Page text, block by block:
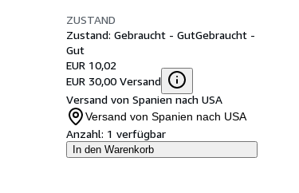
ZUSTAND
Zustand: Gebraucht - GutGebraucht -
Gut
EUR 10,02
EUR 30,00 Versand
Versand von Spanien nach USA
Versand von Spanien nach USA
Anzahl: 1 verfügbar
In den Warenkorb